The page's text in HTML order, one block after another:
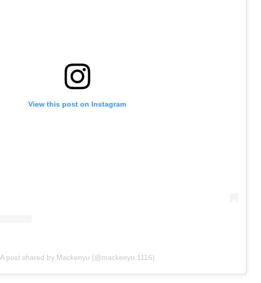
View this post on Instagram
A post shared by Mackenyu (@mackenyu.1116)